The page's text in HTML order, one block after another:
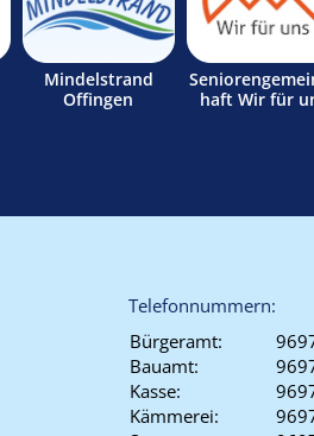
Mindelstrand
Offingen
haft Wir für
Telefonnummern:
Bürgeramt:
Bauamt:
Kasse:
Kämmerei: